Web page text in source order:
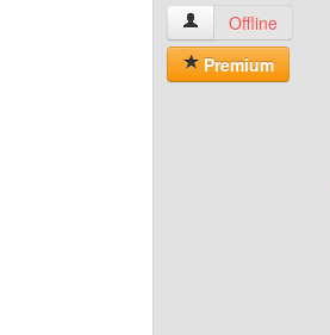
hpbk-generatoren
Offline
Premium